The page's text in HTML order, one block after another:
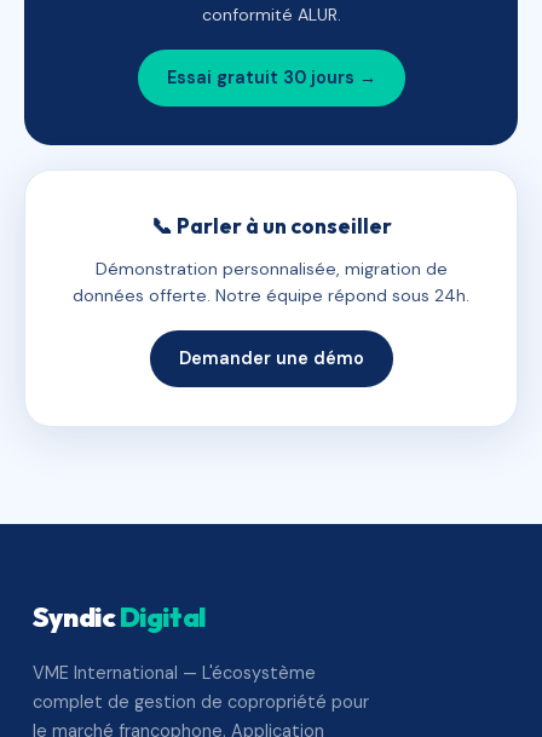
conformité ALUR.
Essai gratuit 30 jours →
📞 Parler à un conseiller
Démonstration personnalisée, migration de
données offerte. Notre équipe répond sous 24h.
Demander une démo
SyndicDigital
VME International — L'écosystème
complet de gestion de copropriété pour
le marché francophone. Application